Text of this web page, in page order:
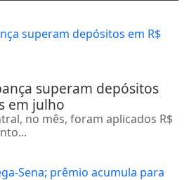
superam depósitos
em julho
no mês, foram aplicados R$